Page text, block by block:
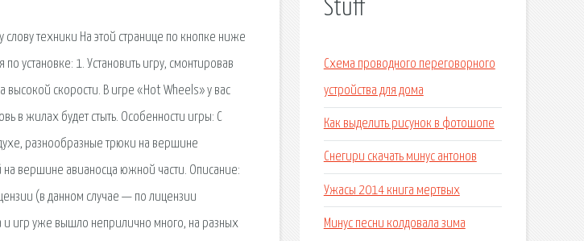
слову техники На этой странице по кнопке ниже
установке: 1. Установить игру, смонтировав
высокой скорости. В игре «Hot Wheels» у вас
в жилах будет стыть. Особенности игры: С
разнообразные трюки на вершине
вершине авианосца южной части. Описание:
(в данном случае — по лицензии
игр уже вышло неприлично много, на разных
Stuff
Схема проводного переговорного
устройства для дома
Как выделить рисунок в фотошопе
Снегири скачать минус антонов
Ужасы 2014 книга мертвых
Минус песни колдовала зима